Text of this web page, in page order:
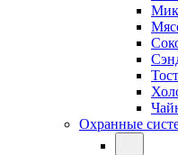
Охранные